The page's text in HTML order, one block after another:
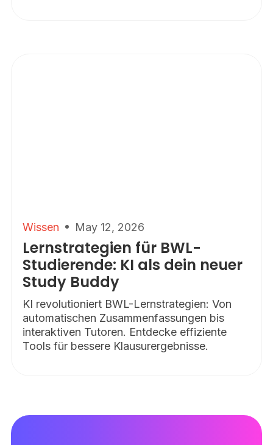
Wissen May 12, 2026
Lernstrategien für BWL-
Studierende: KI als dein neuer
Study Buddy
KI revolutioniert BWL-Lernstrategien: Von
automatischen Zusammenfassungen bis
interaktiven Tutoren. Entdecke effiziente
Tools für bessere Klausurergebnisse.